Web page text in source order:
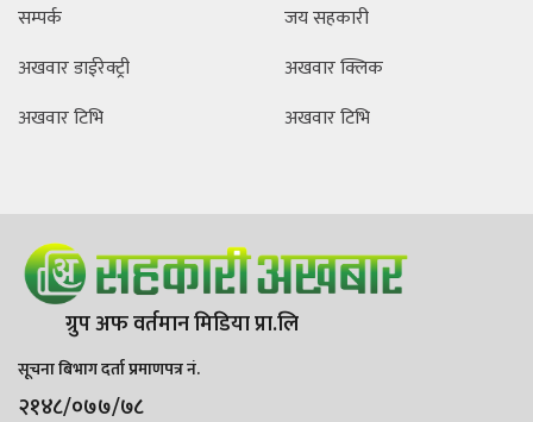
सम्पर्क
अखवार डाईरेक्ट्री
अखवार टिभि
जय सहकारी
अखवार क्लिक
अखवार टिभि
ग्रुप अफ वर्तमान मिडिया प्रा.लि
सूचना बिभाग दर्ता प्रमाणपत्र नं.
२१४८/०७७/७८